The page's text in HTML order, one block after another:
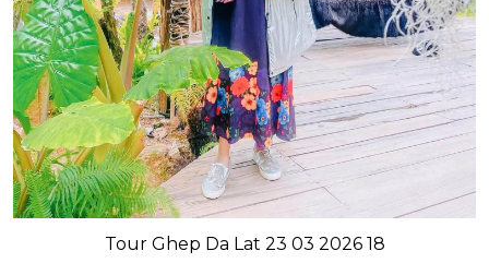
Tour Ghep Da Lat 23 03 2026 18